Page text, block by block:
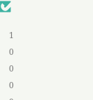
1
0
0
0